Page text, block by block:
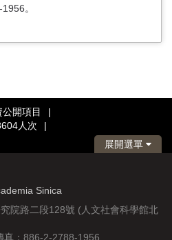
。
開項目
|
人次
|
展開選單
Sinica
院路二段128號 (人文社會科學館北
：886-2-2788-1956